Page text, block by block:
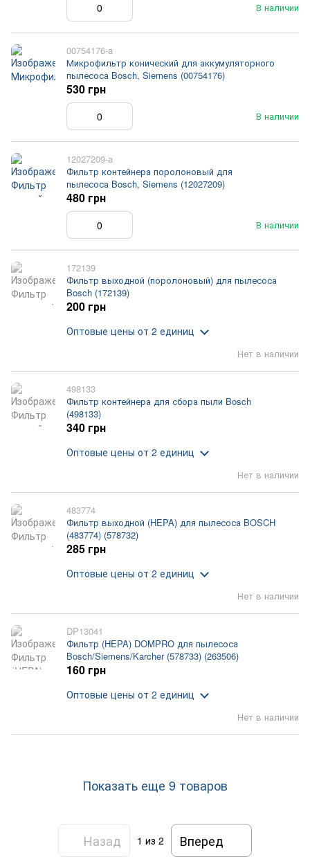
В наличии
00754176-a
Микрофильтр конический для аккумуляторного
пылесоса Bosch, Siemens (00754176)
В наличии
530 грн
12027209-a
Фильтр контейнера поролоновый для
пылесоса Bosch, Siemens (12027209)
В наличии
480 грн
172139
Фильтр выходной (поролоновый) для пылесоса
Bosch (172139)
Нет в наличии
200 грн
Оптовые цены от 2 единиц
498133
Фильтр контейнера для сбора пыли Bosch
(498133)
Нет в наличии
340 грн
Оптовые цены от 2 единиц
483774
Фильтр выходной (HEPA) для пылесоса BOSCH
(483774) (578732)
Нет в наличии
285 грн
Оптовые цены от 2 единиц
DP13041
Фильтр (HEPA) DOMPRO для пылесоса
Bosch/Siemens/Karcher (578733) (263506)
Нет в наличии
160 грн
Оптовые цены от 2 единиц
Показать еще 9 товаров
Назад 1 из 2 Вперед